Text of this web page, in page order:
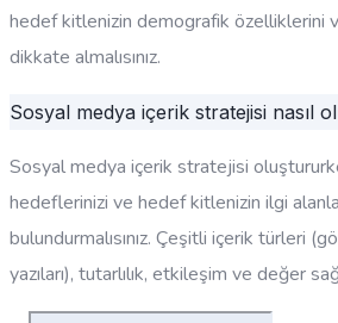
hedef kitlenizin demografik özelliklerini
dikkate almalısınız.
Sosyal medya içerik stratejisi nasıl
Sosyal medya içerik stratejisi
hedeflerinizi ve hedef kitlenizin ilgi
bulundurmalısınız. Çeşitli içerik türleri
yazıları), tutarlılık, etkileşim ve değer